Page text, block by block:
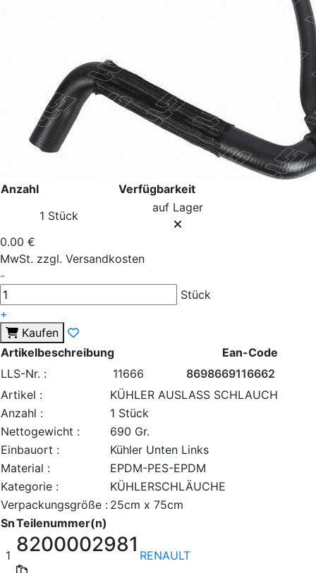
Anzahl
Verfügbarkeit
1 Stück
auf Lager
0.00 €
MwSt. zzgl. Versandkosten
-
Stück
+
Kaufen
Artikelbeschreibung
Ean-Code
LLS-Nr. :
11666
8698669116662
Artikel :
KÜHLER AUSLASS SCHLAUCH
Anzahl :
1 Stück
Nettogewicht :
690 Gr.
Einbauort :
Kühler Unten Links
Material :
EPDM-PES-EPDM
Kategorie :
KÜHLERSCHLÄUCHE
Verpackungsgröße : 25cm x 75cm
SnTeilenummer(n)
1 8200002981 RENAULT